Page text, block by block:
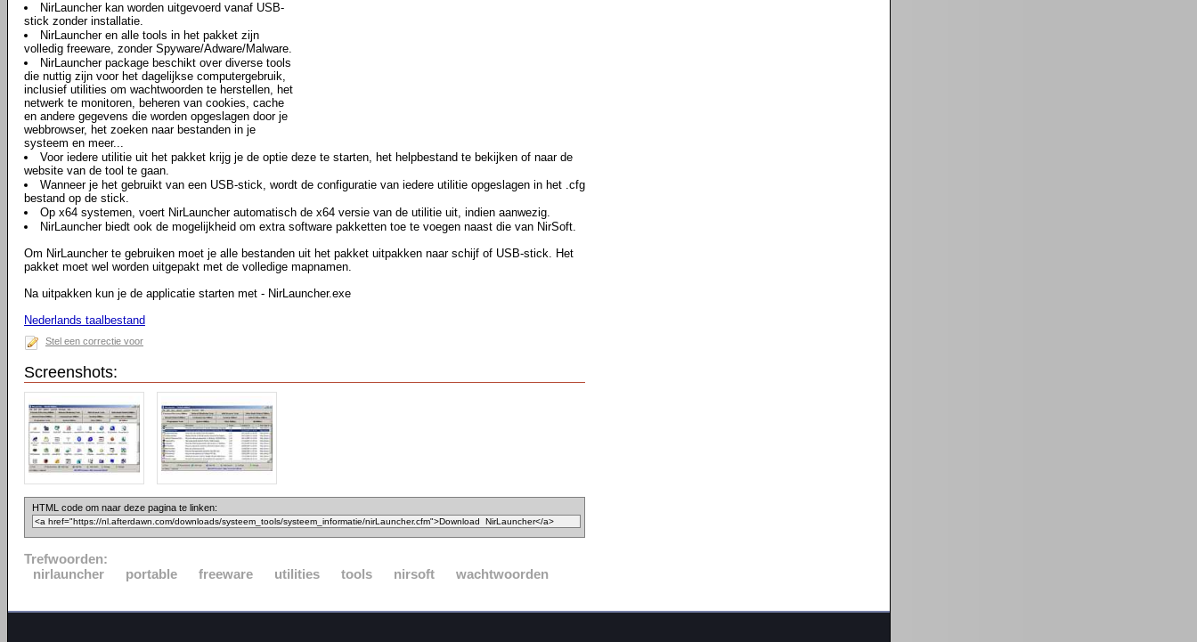
NirLauncher kan worden uitgevoerd vanaf USB-
stick zonder installatie.
NirLauncher en alle tools in het pakket zijn
volledig freeware, zonder Spyware/Adware/Malware.
NirLauncher package beschikt over diverse tools
die nuttig zijn voor het dagelijkse computergebruik,
inclusief utilities om wachtwoorden te herstellen, het
netwerk te monitoren, beheren van cookies, cache
en andere gegevens die worden opgeslagen door je
webbrowser, het zoeken naar bestanden in je
systeem en meer...
Voor iedere utilitie uit het pakket krijg je de optie deze te starten, het helpbestand te bekijken of naar de
website van de tool te gaan.
Wanneer je het gebruikt van een USB-stick, wordt de configuratie van iedere utilitie opgeslagen in het .cfg
bestand op de stick.
Op x64 systemen, voert NirLauncher automatisch de x64 versie van de utilitie uit, indien aanwezig.
NirLauncher biedt ook de mogelijkheid om extra software pakketten toe te voegen naast die van NirSoft.
Om NirLauncher te gebruiken moet je alle bestanden uit het pakket uitpakken naar schijf of USB-stick. Het
pakket moet wel worden uitgepakt met de volledige mapnamen.
Na uitpakken kun je de applicatie starten met - NirLauncher.exe
Nederlands taalbestand
Stel een correctie voor
Screenshots:
HTML code om naar deze pagina te linken:
Trefwoorden:
nirlauncher
portable freeware utilities tools nirsoft wachtwoorden